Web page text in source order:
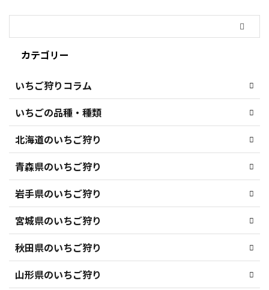
カテゴリー
いちご狩りコラム
いちごの品種・種類
北海道のいちご狩り
青森県のいちご狩り
岩手県のいちご狩り
宮城県のいちご狩り
秋田県のいちご狩り
山形県のいちご狩り